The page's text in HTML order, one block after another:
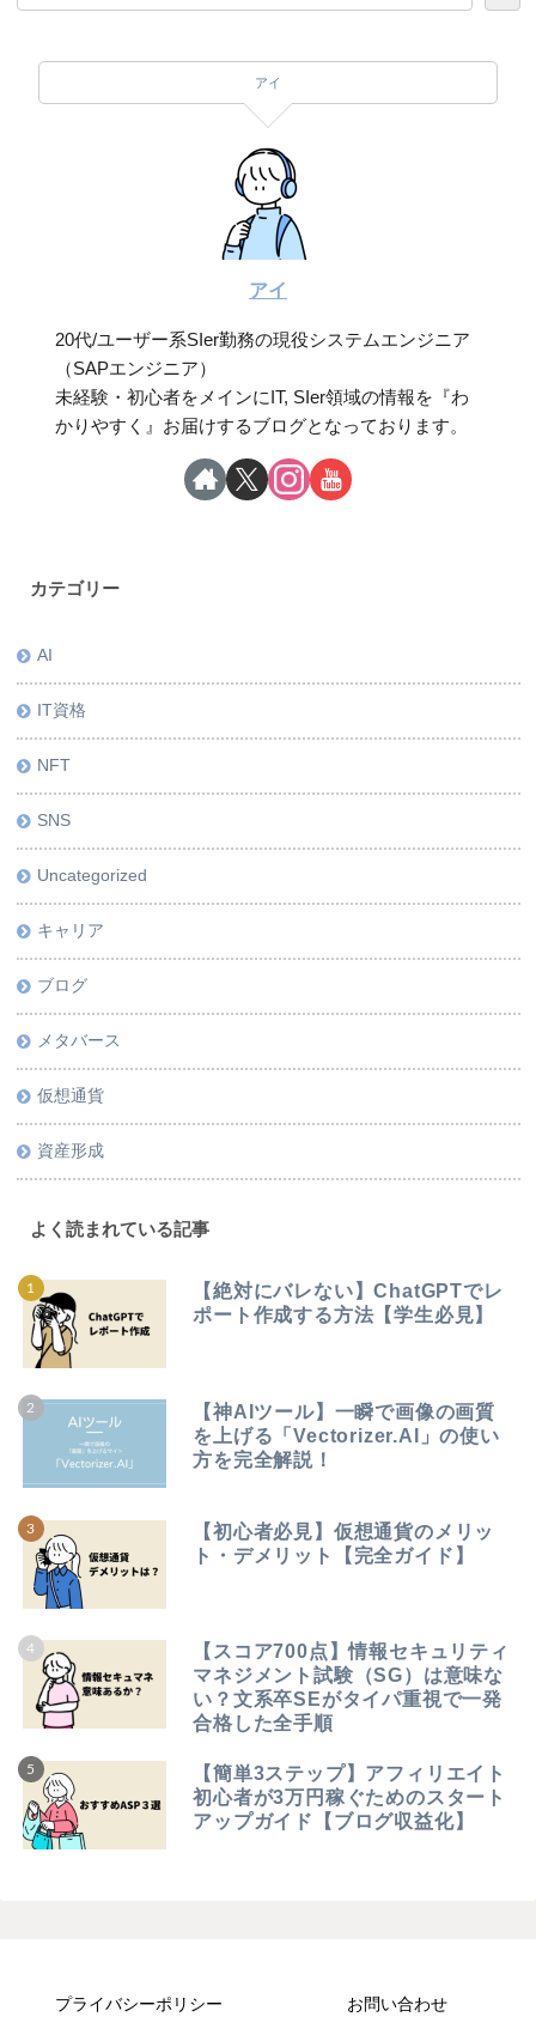
アイ
アイ
20代/ユーザー系SIer勤務の現役システムエンジニア
（SAPエンジニア）
未経験・初心者をメインにIT, SIer領域の情報を『わ
かりやすく』お届けするブログとなっております。
カテゴリー
AI
IT資格
NFT
SNS
Uncategorized
キャリア
ブログ
メタバース
仮想通貨
資産形成
よく読まれている記事
【絶対にバレない】ChatGPTでレ
ポート作成する方法【学生必見】
【神AIツール】一瞬で画像の画質
を上げる「Vectorizer.AI」の使い
方を完全解説！
【初心者必見】仮想通貨のメリッ
ト・デメリット【完全ガイド】
【スコア700点】情報セキュリティ
マネジメント試験（SG）は意味な
い？文系卒SEがタイパ重視で一発
合格した全手順
【簡単3ステップ】アフィリエイト
初心者が3万円稼ぐためのスタート
アップガイド【ブログ収益化】
プライバシーポリシー お問い合わせ